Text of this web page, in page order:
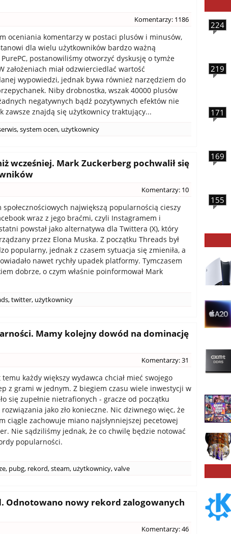
Komentarzy: 1186
oceniania komentarzy w postaci plusów i minusów,
dla wielu użytkowników bardzo ważną
postanowiliśmy otworzyć dyskusję o tymże
założeniach miał odzwierciedlać wartość
wypowiedzi, jednak bywa również narzędziem do
Niby drobnostka, wszak 40000 plusów
negatywnych bądź pozytywnych efektów nie
zawsze znajdą się użytkownicy traktujący...
,system ocen, użytkownicy
wcześniej. Mark Zuckerberg pochwalił się
Komentarzy: 10
największą popularnością cieszy
wraz z jego braćmi, czyli Instagramem i
powstał jako alternatywa dla Twittera (X), który
przez Elona Muska. Z początku Threads był
popularny, jednak z czasem sytuacja się zmieniła, a
nawet rychły upadek platformy. Tymczasem
dobrze, o czym właśnie poinformował Mark
,twitter, użytkownicy
Mamy kolejny dowód na dominację
Komentarzy: 31
temu każdy większy wydawca chciał mieć swojego
z grami w jednym. Z biegiem czasu wiele inwestycji w
się zupełnie nietrafionych - gracze od początku
jako zło konieczne. Nic dziwnego więc, że
ciągle zachowuje miano najsłynniejszej pecetowej
Nie sądziliśmy jednak, że co chwilę będzie notować
popularności.
, pubg, rekord,steam, użytkownicy,valve
Odnotowano nowy rekord zalogowanych
Komentarzy: 46
224
219
171
169
155